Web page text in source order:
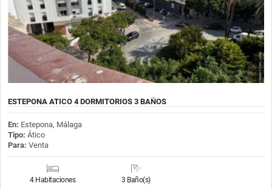
ESTEPONA ATICO 4 DORMITORIOS 3 BAÑOS
En: Estepona, Málaga
Tipo: Ático
Para: Venta
4 Habitaciones 3 Baño(s)